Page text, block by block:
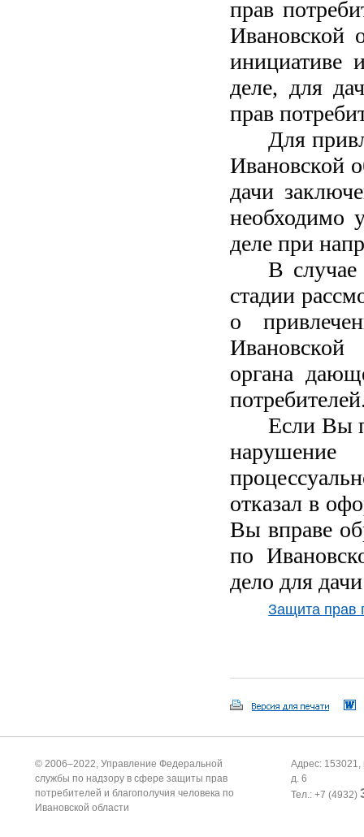
прав
Ивановской
инициативе
деле, для
прав
Для
Ивановской
дачи
необходимо
деле при
В случае
стадии
о
Ивановской
органа
Если Вы
отказал в
Вы вправе
по
дело для
Защита прав
© 2006–2022, Управление Федеральной
службы по надзору в сфере защиты прав
потребителей и благополучия человека по
Ивановской области
Адрес: 153021,
д. 6
Тел.: +7 (4932)